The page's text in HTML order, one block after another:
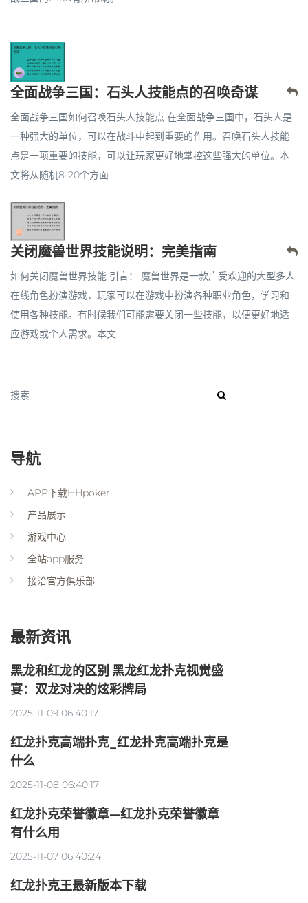
全面战争三国：石头人技能点的召唤奇谋
全面战争三国如何召唤石头人技能点 在全面战争三国中，石头人是
一种强大的单位，可以在战斗中起到重要的作用。召唤石头人技能
点是一项重要的技能，可以让玩家更好地掌控这些强大的单位。本
文将从随机8-20个方面...
关闭魔兽世界技能说明：完美指南
如何关闭魔兽世界技能 引言： 魔兽世界是一款广受欢迎的大型多人
在线角色扮演游戏，玩家可以在游戏中扮演各种职业角色，学习和
使用各种技能。有时候我们可能需要关闭一些技能，以便更好地适
应游戏或个人需求。本文...
搜索
导航
APP下载HHpoker
产品展示
游戏中心
全站app服务
接洽官方俱乐部
最新资讯
黑龙和红龙的区别 黑龙红龙扑克视觉盛
宴：双龙对决的炫彩牌局
2025-11-09 06:40:17
红龙扑克高端扑克_红龙扑克高端扑克是
什么
2025-11-08 06:40:17
红龙扑克荣誉徽章—红龙扑克荣誉徽章
有什么用
2025-11-07 06:40:24
红龙扑克王最新版本下载